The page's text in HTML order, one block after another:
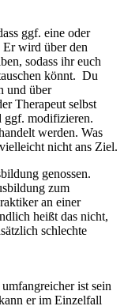
ggf. eine oder
Er wird über den
sodass ihr euch
könnt. Du
und über
Therapeut selbst
ggf. modifizieren.
werden. Was
nicht ans Ziel.
genossen.
zum
an einer
heißt das nicht,
schlechte
ist sein
er im Einzelfall